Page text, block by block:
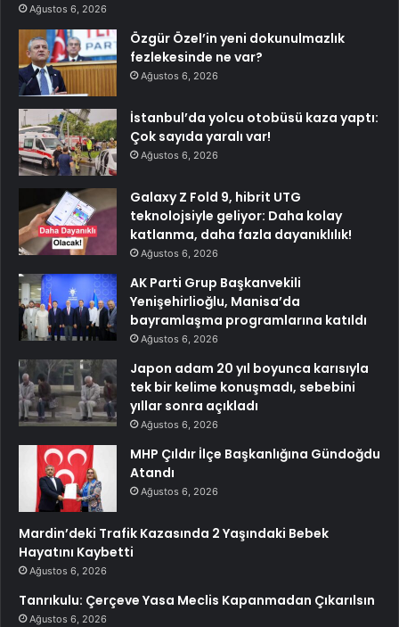
Ağustos 6, 2026
Özgür Özel’in yeni dokunulmazlık
fezlekesinde ne var?
Ağustos 6, 2026
İstanbul’da yolcu otobüsü kaza yaptı:
Çok sayıda yaralı var!
Ağustos 6, 2026
Galaxy Z Fold 9, hibrit UTG
teknolojsiyle geliyor: Daha kolay
katlanma, daha fazla dayanıklılık!
Ağustos 6, 2026
AK Parti Grup Başkanvekili
Yenişehirlioğlu, Manisa’da
bayramlaşma programlarına katıldı
Ağustos 6, 2026
Japon adam 20 yıl boyunca karısıyla
tek bir kelime konuşmadı, sebebini
yıllar sonra açıkladı
Ağustos 6, 2026
MHP Çıldır İlçe Başkanlığına Gündoğdu
Atandı
Ağustos 6, 2026
Mardin’deki Trafik Kazasında 2 Yaşındaki Bebek
Hayatını Kaybetti
Ağustos 6, 2026
Tanrıkulu: Çerçeve Yasa Meclis Kapanmadan Çıkarılsın
Ağustos 6, 2026